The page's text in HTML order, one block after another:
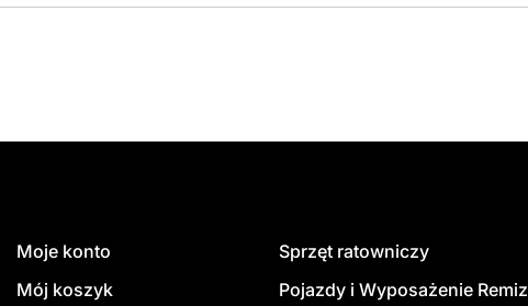
Moje konto
Mój koszyk
Sprzęt ratowniczy
Pojazdy i Wyposażenie Remiz